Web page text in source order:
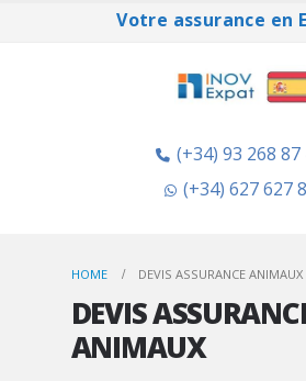
Votre assurance en
(+34) 93 268 87
(+34) 627 627
HOME DEVIS ASSURANCE ANIMAUX
DEVIS
ANIMAUX